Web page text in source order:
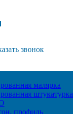
звонок
малярка
штукатурка
профиль